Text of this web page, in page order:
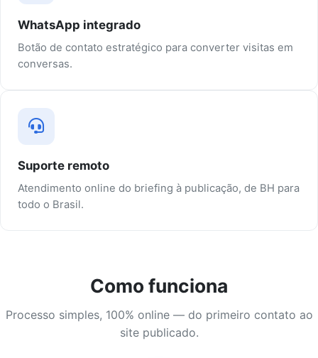
WhatsApp integrado
Botão de contato estratégico para converter visitas em
conversas.
Suporte remoto
Atendimento online do briefing à publicação, de BH para
todo o Brasil.
Como funciona
Processo simples, 100% online — do primeiro contato ao
site publicado.